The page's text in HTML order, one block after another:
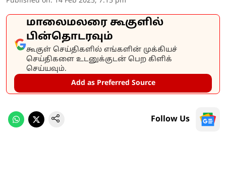
மாலைமலரை கூகுளில்
பின்தொடரவும்
கூகுள் செய்திகளில் எங்களின் முக்கியச்
செய்திகளை உடனுக்குடன் பெற கிளிக்
செய்யவும்.
Add as Preferred Source
Follow Us